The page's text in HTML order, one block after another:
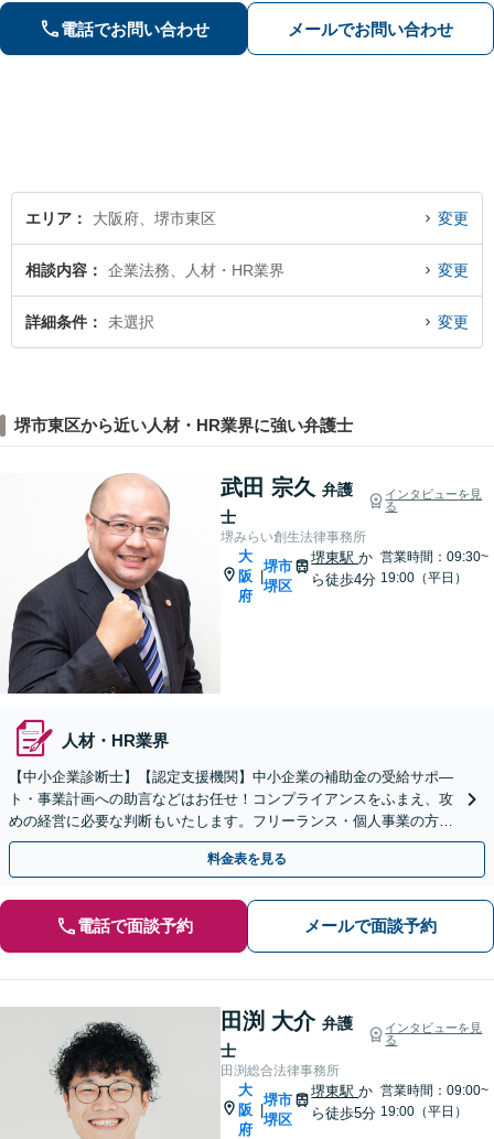
の証拠収集アドバイス【親権・養育
費・面会交流の問題にも対応】【北野
田駅3分】【完全個室で秘密厳守】
電話でお問い合わせ メールでお問い合わせ
エリア 大阪府、堺市東区 変更
相談内容 企業法務、人材・HR業界 変更
詳細条件 未選択 変更
堺市東区から近い人材・HR業界に強い弁護士
武田 宗久 弁護
士
インタビューを見
る
堺みらい創生法律事務所
大
阪
府
|
堺市
堺区
堺東駅か
ら徒歩4分
営業時間：09:30~
19:00（平日）
人材・HR業界
【中小企業診断士】【認定支援機関】中小企業の補助金の受給サポ―
ト・事業計画への助言などはお任せ！コンプライアンスをふまえ、攻
めの経営に必要な判断もいたします。フリーランス・個人事業の方も
ぜひご相談を！【夜間・休日面談可】【堺東駅4分】
料金表を見る
電話で面談予約 メールで面談予約
田渕 大介 弁護
士
インタビューを見
る
田渕総合法律事務所
大
阪
府
|
堺市
堺区
堺東駅か
ら徒歩5分
営業時間：09:00~
19:00（平日）